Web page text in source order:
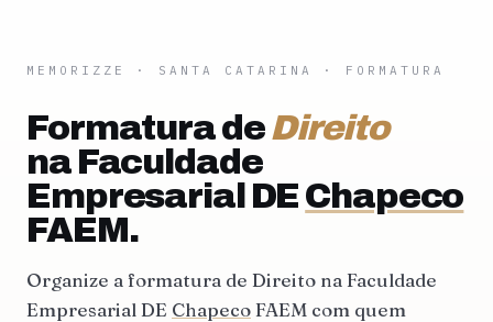
MEMORIZZE · SANTA CATARINA · FORMATURA
Formatura deDireito
na Faculdade
Empresarial DE Chapeco
FAEM.
Organize a formatura de Direito na Faculdade
Empresarial DE ChapecoFAEM com quem